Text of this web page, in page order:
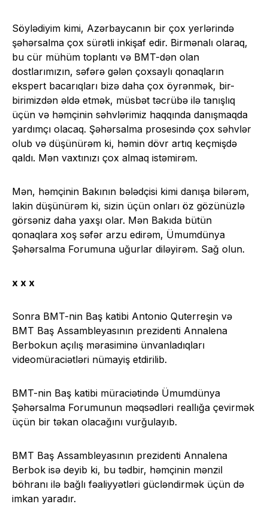
Söylədiyim kimi, Azərbaycanın bir çox yerlərində
şəhərsalma çox sürətli inkişaf edir. Birmənalı olaraq,
bu cür mühüm toplantı və BMT-dən olan
dostlarımızın, səfərə gələn çoxsaylı qonaqların
ekspert bacarıqları bizə daha çox öyrənmək, bir-
birimizdən əldə etmək, müsbət təcrübə ilə tanışlıq
üçün və həmçinin səhvlərimiz haqqında danışmaqda
yardımçı olacaq. Şəhərsalma prosesində çox səhvlər
olub və düşünürəm ki, həmin dövr artıq keçmişdə
qaldı. Mən vaxtınızı çox almaq istəmirəm.
Mən, həmçinin Bakının bələdçisi kimi danışa bilərəm,
lakin düşünürəm ki, sizin üçün onları öz gözünüzlə
görsəniz daha yaxşı olar. Mən Bakıda bütün
qonaqlara xoş səfər arzu edirəm, Ümumdünya
Şəhərsalma Forumuna uğurlar diləyirəm. Sağ olun.
x x x
Sonra BMT-nin Baş katibi Antonio Quterreşin və
BMT Baş Assambleyasının prezidenti Annalena
Berbokun açılış mərasiminə ünvanladıqları
videomüraciətləri nümayiş etdirilib.
BMT-nin Baş katibi müraciətində Ümumdünya
Şəhərsalma Forumunun məqsədləri reallığa çevirmək
üçün bir təkan olacağını vurğulayıb.
BMT Baş Assambleyasının prezidenti Annalena
Berbok isə deyib ki, bu tədbir, həmçinin mənzil
böhranı ilə bağlı fəaliyyətləri gücləndirmək üçün də
imkan yaradır.